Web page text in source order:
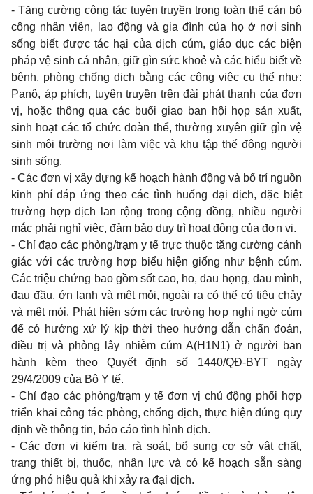
- Tăng cường công tác tuyên truyền trong toàn thể cán bộ
công nhân viên, lao động và gia đình của họ ở nơi sinh
sống biết được tác hại của dịch cúm, giáo dục các biện
pháp vệ sinh cá nhân, giữ gìn sức khoẻ và các hiểu biết về
bệnh, phòng chống dịch bằng các công việc cụ thể như:
Panô, áp phích, tuyên truyền trên đài phát thanh của đơn
vị, hoặc thông qua các buổi giao ban hội họp sản xuất,
sinh hoạt các tổ chức đoàn thể, thường xuyên giữ gìn vệ
sinh môi trường nơi làm việc và khu tập thể đông người
sinh sống.
- Các đơn vị xây dựng kế hoạch hành động và bố trí nguồn
kinh phí đáp ứng theo các tình huống đại dịch, đặc biệt
trường hợp dịch lan rộng trong cộng đồng, nhiều người
mắc phải nghỉ việc, đảm bảo duy trì hoạt động của đơn vị.
- Chỉ đạo các phòng/trạm y tế trực thuộc tăng cường cảnh
giác với các trường hợp biểu hiện giống như bệnh cúm.
Các triệu chứng bao gồm sốt cao, ho, đau họng, đau mình,
đau đầu, ớn lạnh và mệt mỏi, ngoài ra có thể có tiêu chảy
và mệt mỏi. Phát hiện sớm các trường hợp nghi ngờ cúm
để có hướng xử lý kịp thời theo hướng dẫn chẩn đoán,
điều trị và phòng lây nhiễm cúm A(H1N1) ở người ban
hành kèm theo Quyết định số 1440/QĐ-BYT ngày
29/4/2009 của Bộ Y tế.
- Chỉ đạo các phòng/trạm y tế đơn vị chủ động phối hợp
triển khai công tác phòng, chống dịch, thực hiện đúng quy
định về thông tin, báo cáo tình hình dịch.
- Các đơn vị kiểm tra, rà soát, bổ sung cơ sở vật chất,
trang thiết bị, thuốc, nhân lực và có kế hoạch sẵn sàng
ứng phó hiệu quả khi xảy ra đại dịch.